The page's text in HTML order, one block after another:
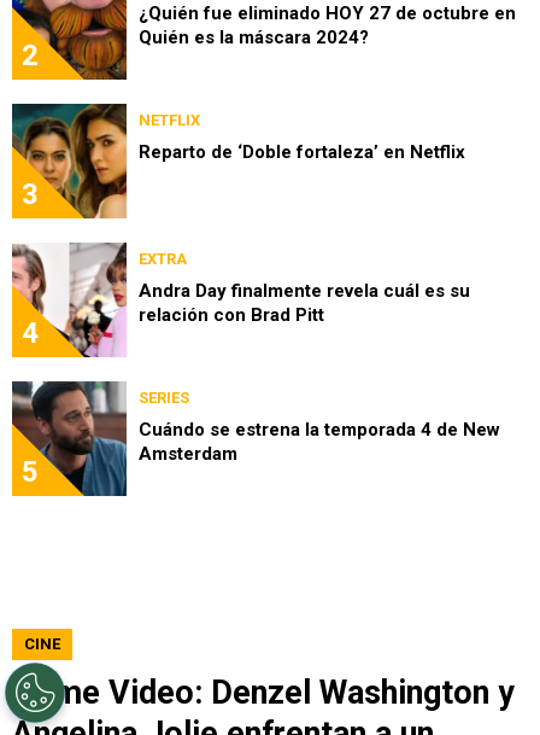
2
¿Quién fue eliminado HOY 27 de octubre en
Quién es la máscara 2024?
3
NETFLIX
Reparto de ‘Doble fortaleza’ en Netflix
4
EXTRA
Andra Day finalmente revela cuál es su
relación con Brad Pitt
5
SERIES
Cuándo se estrena la temporada 4 de New
Amsterdam
CINE
Prime Video: Denzel Washington y